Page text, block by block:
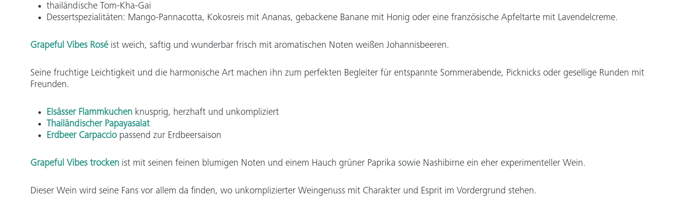
thailändische Tom-Kha-Gai
Dessertspezialitäten: Mango-Pannacotta, Kokosreis mit Ananas, gebackene Banane mit Honig oder eine französische Apfeltarte mit Lavendelcreme.
Grapeful Vibes Roséist weich, saftig und wunderbar frisch mit aromatischen Noten weißen Johannisbeeren.
Seine fruchtige Leichtigkeit und die harmonische Art machen ihn zum perfekten Begleiter für entspannte Sommerabende, Picknicks oder gesellige Runden mit
Freunden.
Elsässer Flammkuchen knusprig, herzhaft und unkompliziert
Thailändischer Papayasalat
Erdbeer Carpaccio passend zur Erdbeersaison
Grapeful Vibes trocken ist mit seinen feinen blumigen Noten und einem Hauch grüner Paprika sowie Nashibirne ein eher experimenteller Wein.
Dieser Wein wird seine Fans vor allem da finden, wo unkomplizierter Weingenuss mit Charakter und Esprit im Vordergrund stehen.